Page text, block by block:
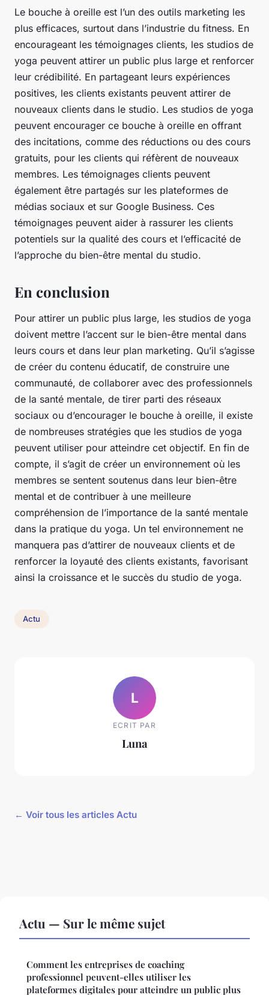
Le bouche à oreille est l’un des outils marketing les
plus efficaces, surtout dans l’industrie du fitness. En
encourageant les témoignages clients, les studios de
yoga peuvent attirer un public plus large et renforcer
leur crédibilité. En partageant leurs expériences
positives, les clients existants peuvent attirer de
nouveaux clients dans le studio. Les studios de yoga
peuvent encourager ce bouche à oreille en offrant
des incitations, comme des réductions ou des cours
gratuits, pour les clients qui réfèrent de nouveaux
membres. Les témoignages clients peuvent
également être partagés sur les plateformes de
médias sociaux et sur Google Business. Ces
témoignages peuvent aider à rassurer les clients
potentiels sur la qualité des cours et l’efficacité de
l’approche du bien-être mental du studio.
En conclusion
Pour attirer un public plus large, les studios de yoga
doivent mettre l’accent sur le bien-être mental dans
leurs cours et dans leur plan marketing. Qu’il s’agisse
de créer du contenu éducatif, de construire une
communauté, de collaborer avec des professionnels
de la santé mentale, de tirer parti des réseaux
sociaux ou d’encourager le bouche à oreille, il existe
de nombreuses stratégies que les studios de yoga
peuvent utiliser pour atteindre cet objectif. En fin de
compte, il s’agit de créer un environnement où les
membres se sentent soutenus dans leur bien-être
mental et de contribuer à une meilleure
compréhension de l’importance de la santé mentale
dans la pratique du yoga. Un tel environnement ne
manquera pas d’attirer de nouveaux clients et de
renforcer la loyauté des clients existants, favorisant
ainsi la croissance et le succès du studio de yoga.
Actu
L
ECRIT PAR
Luna
← Voir tous les articles Actu
Actu — Sur le même sujet
Comment les entreprises de coaching
professionnel peuvent-elles utiliser les
plateformes digitales pour atteindre un public plus